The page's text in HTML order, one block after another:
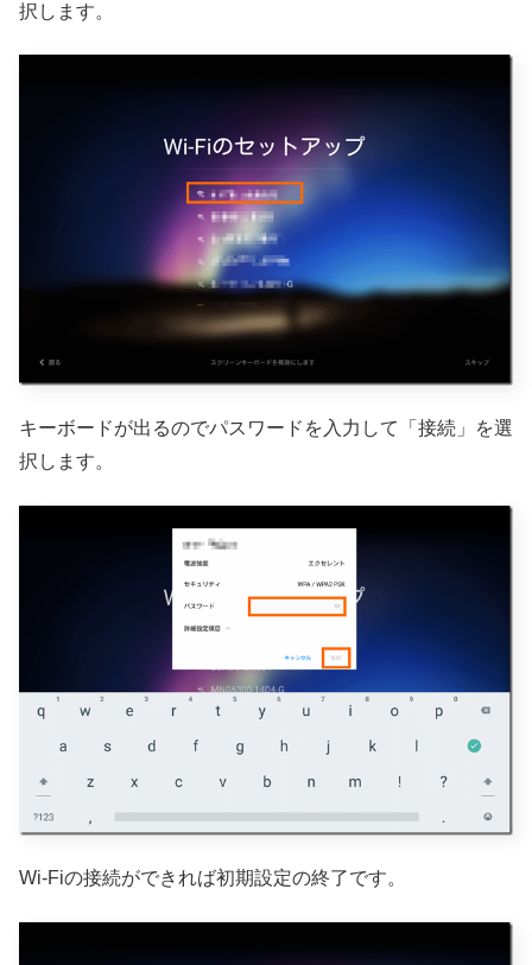
択します。
キーボードが出るのでパスワードを入力して「接続」を選
択します。
Wi-Fiの接続ができれば初期設定の終了です。